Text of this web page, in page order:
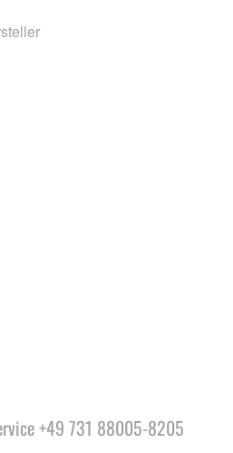
+49 731 88005-8205